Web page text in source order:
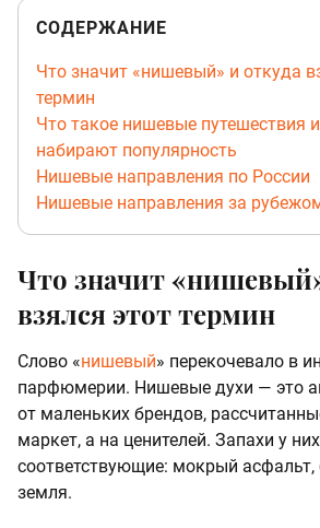
СОДЕРЖАНИЕ
Что значит «нишевый» и откуда
термин
Что такое нишевые путешествия
набирают популярность
Нишевые направления по России
Нишевые направления за
Что значит
взялся этот термин
Слово «нишевый» перекочевало в
парфюмерии. Нишевые духи — это
от маленьких брендов,
маркет, а на ценителей. Запахи у них
соответствующие: мокрый асфальт,
земля.